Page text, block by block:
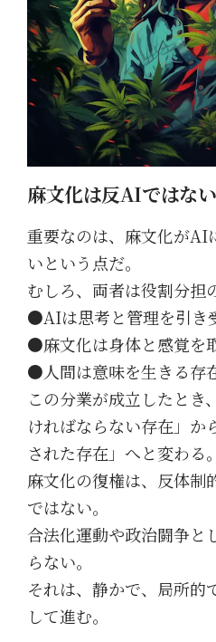
麻文化は反AIではない
重要なのは、麻文化がAI
いという点だ。
むしろ、両者は役割分担
●AIは思考と管理を引き
●麻文化は身体と感覚を
●人間は意味を生きる存
この分業が成立したとき
ければならない存在」か
された存在」へと変わる。
麻文化の復権は、反体制
ではない。
合法化運動や政治闘争と
らない。
それは、静かで、局所的
して進む。